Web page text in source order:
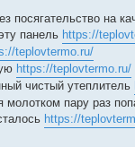
посягательство на
панель https://
teplovtermo.ru/
https://teplovtermo.ru/
чистый утеплитель
молотком пару раз
https://